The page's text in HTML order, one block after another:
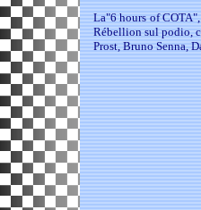
La"6 hours of
Rébellion sul podio,
Prost, Bruno Senna,